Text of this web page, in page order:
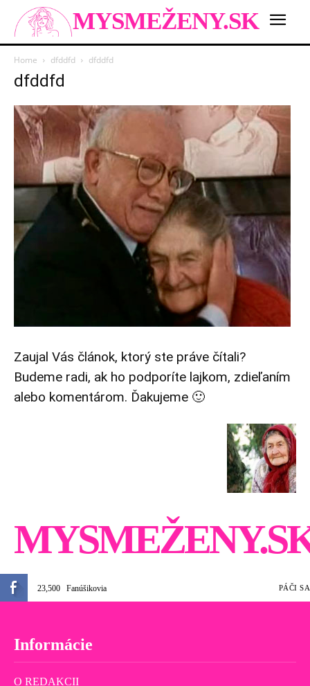
MYSMEŽENY.SK
Home dfddfd dfddfd
dfddfd
Zaujal Vás článok, ktorý ste práve čítali?
Budeme radi, ak ho podporíte lajkom, zdieľaním
alebo komentárom. Ďakujeme 🙂
23,500 Fanúšikovia PÁČI SA
Informácie
O REDAKCII